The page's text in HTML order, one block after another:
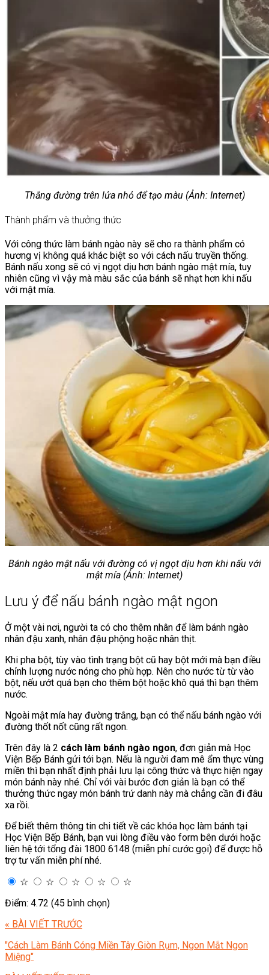
Thắng đường trên lửa nhỏ để tạo màu (Ảnh: Internet)
Thành phẩm và thưởng thức
Với công thức làm bánh ngào này sẽ cho ra thành phẩm có
hương vị không quá khác biệt so với cách nấu truyền thống.
Bánh nấu xong sẽ có vị ngọt dịu hơn bánh ngào mật mía, tuy
nhiên cũng vì vậy mà màu sắc của bánh sẽ nhạt hơn khi nấu
với mật mía.
Bánh ngào mật nấu với đường có vị ngọt dịu hơn khi nấu với
mật mía (Ảnh: Internet)
Lưu ý để nấu bánh ngào mật ngon
Ở một vài nơi, người ta có cho thêm nhân để làm bánh ngào
nhân đậu xanh, nhân đậu phộng hoặc nhân thịt.
Khi pha bột, tùy vào tình trạng bột cũ hay bột mới mà bạn điều
chỉnh lượng nước nóng cho phù hợp. Nên cho nước từ từ vào
bột, nếu ướt quá bạn cho thêm bột hoặc khô quá thì bạn thêm
nước.
Ngoài mật mía hay đường trắng, bạn có thể nấu bánh ngào với
đường thốt nốt cũng rất ngon.
Trên đây là 2 cách làm bánh ngào ngon, đơn giản mà Học
Viện Bếp Bánh gửi tới bạn. Nếu là người đam mê ẩm thực vùng
miền thì bạn nhất định phải lưu lại công thức và thực hiện ngay
món bánh này nhé. Chỉ với vài bước đơn giản là bạn có thể
thưởng thức ngay món bánh trứ danh này mà chẳng cần đi đâu
xa rồi.
Để biết thêm thông tin chi tiết về các khóa học làm bánh tại
Học Viện Bếp Bánh, bạn vui lòng điều vào form bên dưới hoặc
liên hệ tới tổng đài 1800 6148 (miễn phí cước gọi) để được hỗ
trợ tư vấn miễn phí nhé.
☆
☆ ☆ ☆
☆
Điểm: 4.72 (45 bình chọn)
« BÀI VIẾT TRƯỚC
"Cách Làm Bánh Cóng Miền Tây Giòn Rụm, Ngon Mắt Ngon
Miệng"